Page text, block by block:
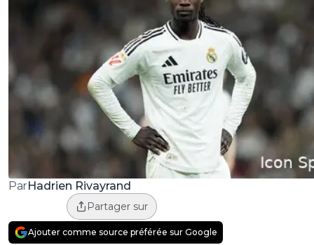
ParHadrien Rivayrand
Partager sur
Ajouter comme source préférée sur Google